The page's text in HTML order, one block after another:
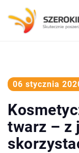
06 stycznia
twarz – z